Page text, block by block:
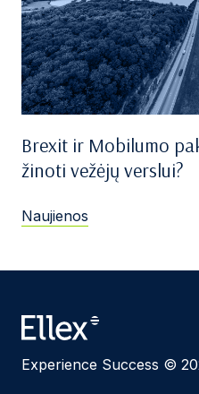
Brexit ir Mobilumo
žinoti vežėjų verslui?
Naujienos
Experience Success ©